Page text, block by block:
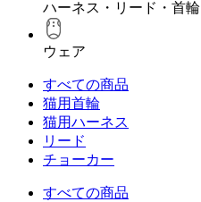
ハーネス・リード・首輪
ウェア
すべての商品
猫用首輪
猫用ハーネス
リード
チョーカー
すべての商品